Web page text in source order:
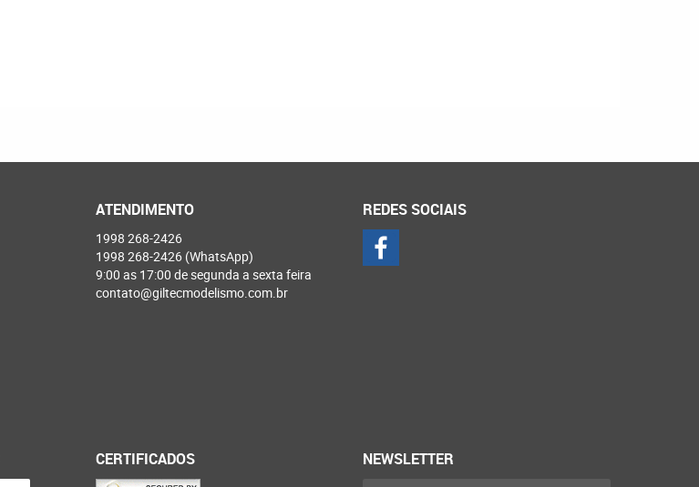
ATENDIMENTO
1998 268-2426
1998 268-2426 (WhatsApp)
9:00 as 17:00 de segunda a sexta feira
contato@giltecmodelismo.com.br
REDES SOCIAIS
CERTIFICADOS NEWSLETTER